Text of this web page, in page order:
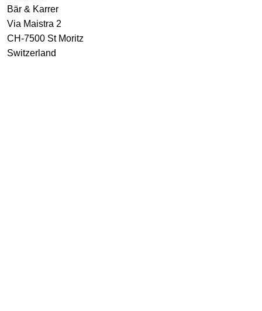
Bär & Karrer
Via Maistra 2
CH-7500 St Moritz
Switzerland